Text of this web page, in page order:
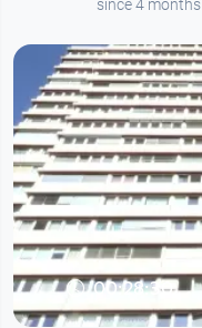
since 4 months
00:28:30